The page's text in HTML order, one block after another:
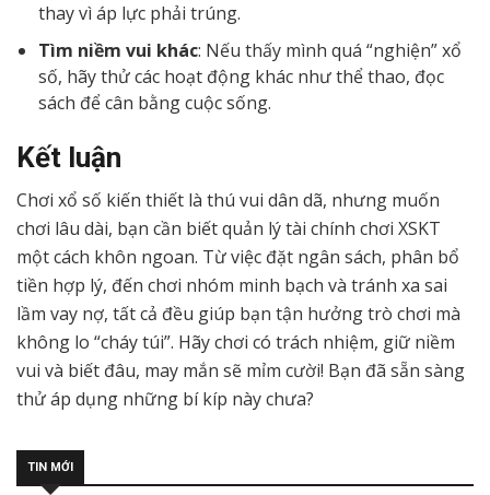
thay vì áp lực phải trúng.
Tìm niềm vui khác: Nếu thấy mình quá “nghiện” xổ
số, hãy thử các hoạt động khác như thể thao, đọc
sách để cân bằng cuộc sống.
Kết luận
Chơi xổ số kiến thiết là thú vui dân dã, nhưng muốn
chơi lâu dài, bạn cần biết quản lý tài chính chơi XSKT
một cách khôn ngoan. Từ việc đặt ngân sách, phân bổ
tiền hợp lý, đến chơi nhóm minh bạch và tránh xa sai
lầm vay nợ, tất cả đều giúp bạn tận hưởng trò chơi mà
không lo “cháy túi”. Hãy chơi có trách nhiệm, giữ niềm
vui và biết đâu, may mắn sẽ mỉm cười! Bạn đã sẵn sàng
thử áp dụng những bí kíp này chưa?
TIN MỚI